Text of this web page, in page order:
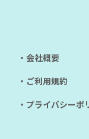
・会社概要
・ご利用規約
・プライバシーポ